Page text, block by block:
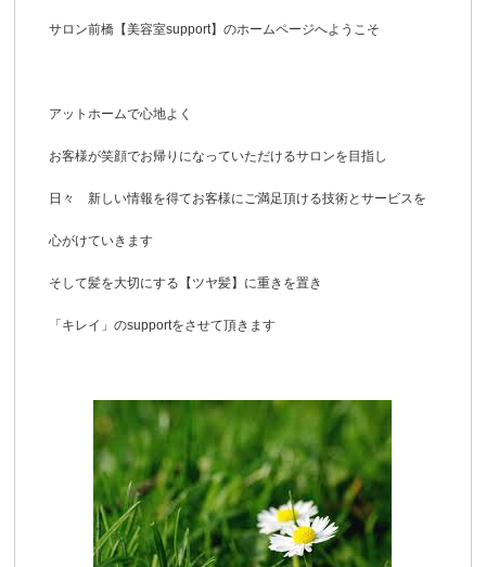
サロン前橋【美容室support】のホームページへようこそ
アットホームで心地よく
お客様が笑顔でお帰りになっていただけるサロンを目指し
日々 新しい情報を得てお客様にご満足頂ける技術とサービスを
心がけていきます
そして髪を大切にする【ツヤ髪】に重きを置き
「キレイ」のsupportをさせて頂きます